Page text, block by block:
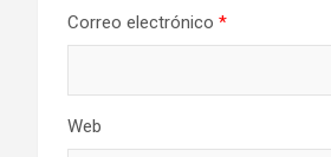
Correo electrónico *
Web